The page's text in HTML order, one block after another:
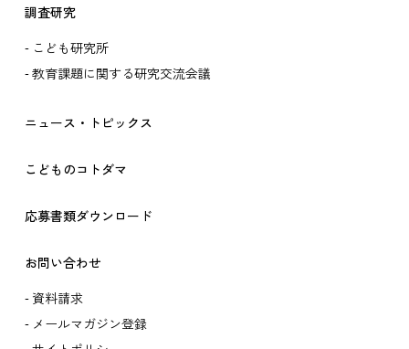
調査研究
こども研究所
教育課題に関する研究交流会議
ニュース・トピックス
こどものコトダマ
応募書類ダウンロード
お問い合わせ
資料請求
メールマガジン登録